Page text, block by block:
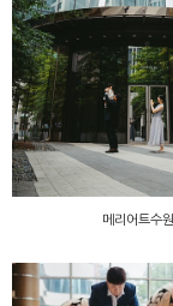
메리어트수원